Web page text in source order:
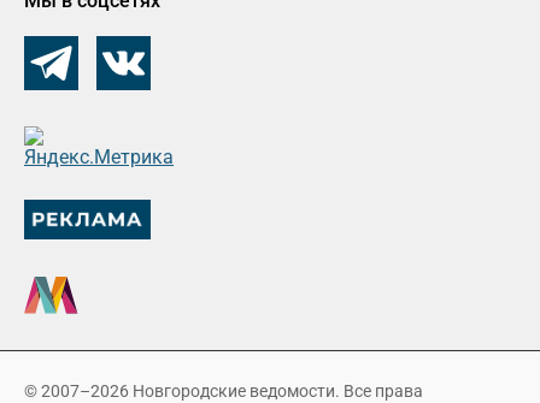
© 2007–2026 Новгородские ведомости. Все права